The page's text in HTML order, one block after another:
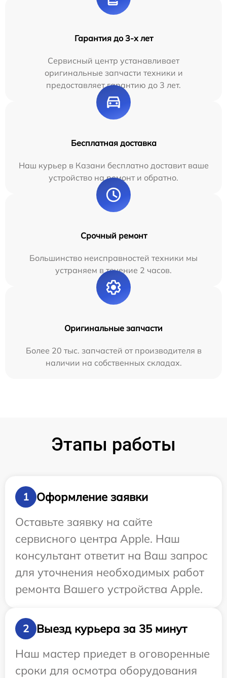
Гарантия до 3-х лет
Сервисный центр устанавливает
оригинальные запчасти техники и
предоставляет гарантию до 3 лет.
Бесплатная доставка
Наш курьер в Казани бесплатно доставит ваше
устройство на ремонт и обратно.
Срочный ремонт
Большинство неисправностей техники мы
устраняем в течение 2 часов.
Оригинальные запчасти
Более 20 тыс. запчастей от производителя в
наличии на собственных складах.
Этапы работы
1
Оформление заявки
Оставьте заявку на сайте
сервисного центра Apple. Наш
консультант ответит на Ваш запрос
для уточнения необходимых работ
ремонта Вашего устройства Apple.
2
Выезд курьера за 35 минут
Наш мастер приедет в оговоренные
сроки для осмотра оборудования